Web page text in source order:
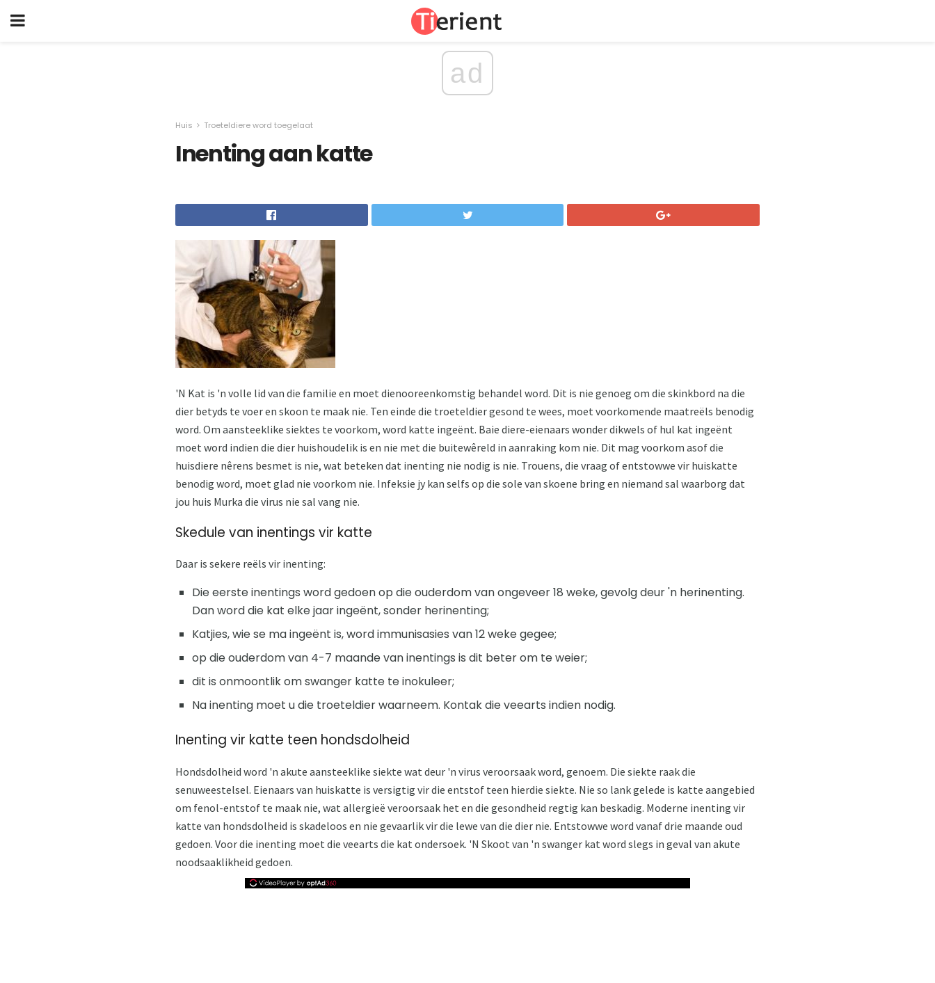
ad
Huis Troeteldiere word toegelaat
Inenting aan katte
'N Kat is 'n volle lid van die familie en moet dienooreenkomstig behandel word. Dit is nie genoeg om die skinkbord na die
dier betyds te voer en skoon te maak nie. Ten einde die troeteldier gesond te wees, moet voorkomende maatreëls benodig
word. Om aansteeklike siektes te voorkom, word katte ingeënt. Baie diere-eienaars wonder dikwels of hul kat ingeënt
moet word indien die dier huishoudelik is en nie met die buitewêreld in aanraking kom nie. Dit mag voorkom asof die
huisdiere nêrens besmet is nie, wat beteken dat inenting nie nodig is nie. Trouens, die vraag of entstowwe vir huiskatte
benodig word, moet glad nie voorkom nie. Infeksie jy kan selfs op die sole van skoene bring en niemand sal waarborg dat
jou huis Murka die virus nie sal vang nie.
Skedule van inentings vir katte
Daar is sekere reëls vir inenting:
Die eerste inentings word gedoen op die ouderdom van ongeveer 18 weke, gevolg deur 'n herinenting.
Dan word die kat elke jaar ingeënt, sonder herinenting;
Katjies, wie se ma ingeënt is, word immunisasies van 12 weke gegee;
op die ouderdom van 4-7 maande van inentings is dit beter om te weier;
dit is onmoontlik om swanger katte te inokuleer;
Na inenting moet u die troeteldier waarneem. Kontak die veearts indien nodig.
Inenting vir katte teen hondsdolheid
Hondsdolheid word 'n akute aansteeklike siekte wat deur 'n virus veroorsaak word, genoem. Die siekte raak die
senuweestelsel. Eienaars van huiskatte is versigtig vir die entstof teen hierdie siekte. Nie so lank gelede is katte aangebied
om fenol-entstof te maak nie, wat allergieë veroorsaak het en die gesondheid regtig kan beskadig. Moderne inenting vir
katte van hondsdolheid is skadeloos en nie gevaarlik vir die lewe van die dier nie. Entstowwe word vanaf drie maande oud
gedoen. Voor die inenting moet die veearts die kat ondersoek. 'N Skoot van 'n swanger kat word slegs in geval van akute
noodsaaklikheid gedoen.